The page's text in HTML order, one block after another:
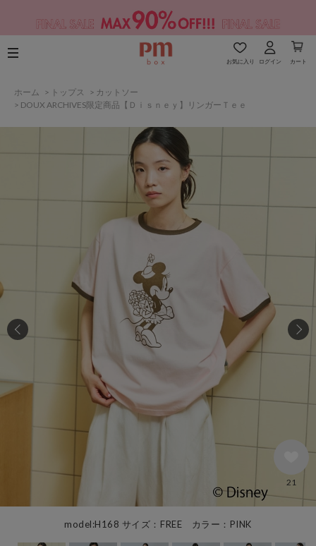
お気に入り ログイン カート
ホーム > トップス > カットソー
> DOUX ARCHIVES限定商品【Ｄｉｓｎｅｙ】リンガーＴｅｅ
model:H168 サイズ：FREE カラー：PINK
21